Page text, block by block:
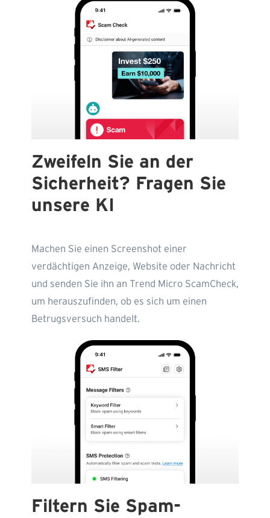
Zweifeln Sie an der
Sicherheit? Fragen Sie
unsere KI
Machen Sie einen Screenshot einer
verdächtigen Anzeige, Website oder Nachricht
und senden Sie ihn an Trend Micro ScamCheck,
um herauszufinden, ob es sich um einen
Betrugsversuch handelt.
Filtern Sie Spam-